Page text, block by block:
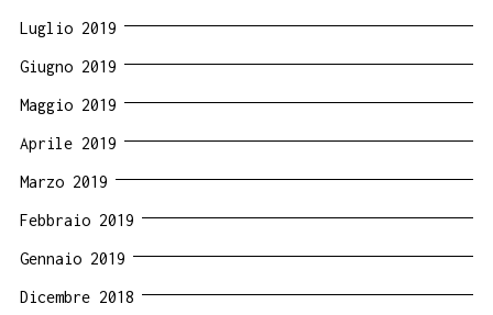
Luglio 2019
Giugno 2019
Maggio 2019
Aprile 2019
Marzo 2019
Febbraio 2019
Gennaio 2019
Dicembre 2018